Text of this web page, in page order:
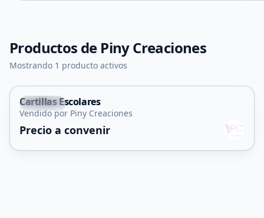
Productos de Piny Creaciones
Mostrando 1 producto activos
Capital
Servicio
Cartillas Escolares
Vendido por Piny Creaciones
Precio a convenir